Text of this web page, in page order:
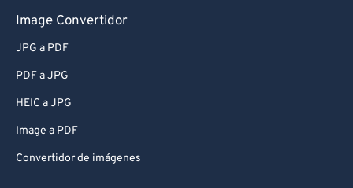
Image Convertidor
JPG a PDF
PDF a JPG
HEIC a JPG
Image a PDF
Convertidor de imágenes